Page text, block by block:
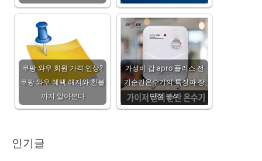
쿠팡 와우 회원 가격 인상?
쿠팡 와우 혜택 해지와 환불
까지 알아본다
가성비 갑 apro 플러스 전
기순간온수기의 특징과 장
단점 분석
인기글